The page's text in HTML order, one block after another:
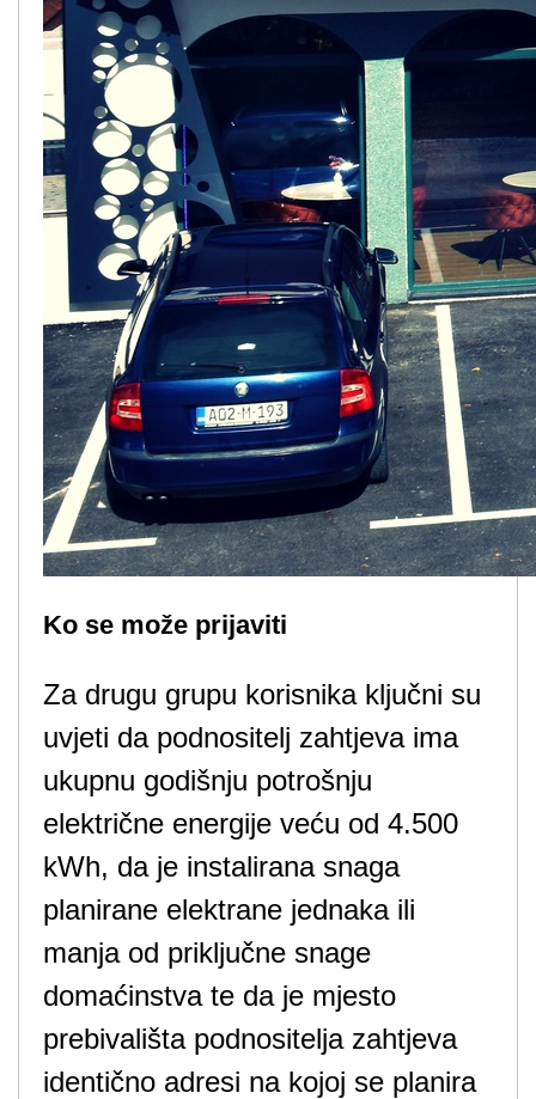
Ko se može prijaviti
Za drugu grupu korisnika ključni su
uvjeti da podnositelj zahtjeva ima
ukupnu godišnju potrošnju
električne energije veću od 4.500
kWh, da je instalirana snaga
planirane elektrane jednaka ili
manja od priključne snage
domaćinstva te da je mjesto
prebivališta podnositelja zahtjeva
identično adresi na kojoj se planira